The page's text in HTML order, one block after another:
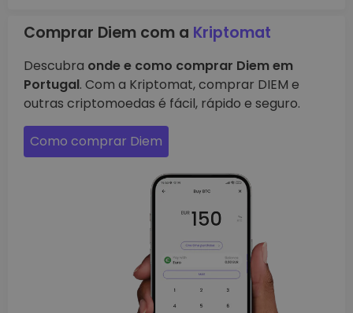
Comprar Diem com a Kriptomat
Descubra onde e como comprar Diem em
Portugal. Com a Kriptomat, comprar DIEM e
outras criptomoedas é fácil, rápido e seguro.
Como comprar Diem